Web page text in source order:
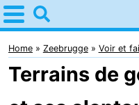
Home
Zeebrugge
Astuces
Home Zeebrugge Voir et
Terrains de